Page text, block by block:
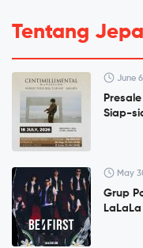
Tentang
June
Siap-
May
Grup